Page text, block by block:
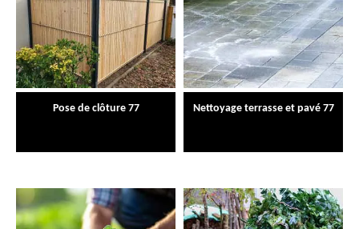
Pose de clôture 77 Nettoyage terrasse et pavé 77